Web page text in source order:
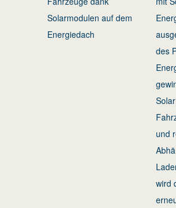
Solarmodulen auf dem
Energiedach
des
und
wird